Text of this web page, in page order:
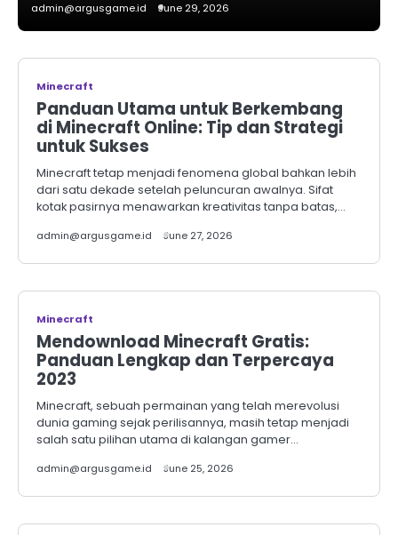
admin@argusgame.id June 29, 2026
Minecraft
Panduan Utama untuk Berkembang
di Minecraft Online: Tip dan Strategi
untuk Sukses
Minecraft tetap menjadi fenomena global bahkan lebih
dari satu dekade setelah peluncuran awalnya. Sifat
kotak pasirnya menawarkan kreativitas tanpa batas,…
admin@argusgame.id June 27, 2026
Minecraft
Mendownload Minecraft Gratis:
Panduan Lengkap dan Terpercaya
2023
Minecraft, sebuah permainan yang telah merevolusi
dunia gaming sejak perilisannya, masih tetap menjadi
salah satu pilihan utama di kalangan gamer…
admin@argusgame.id June 25, 2026